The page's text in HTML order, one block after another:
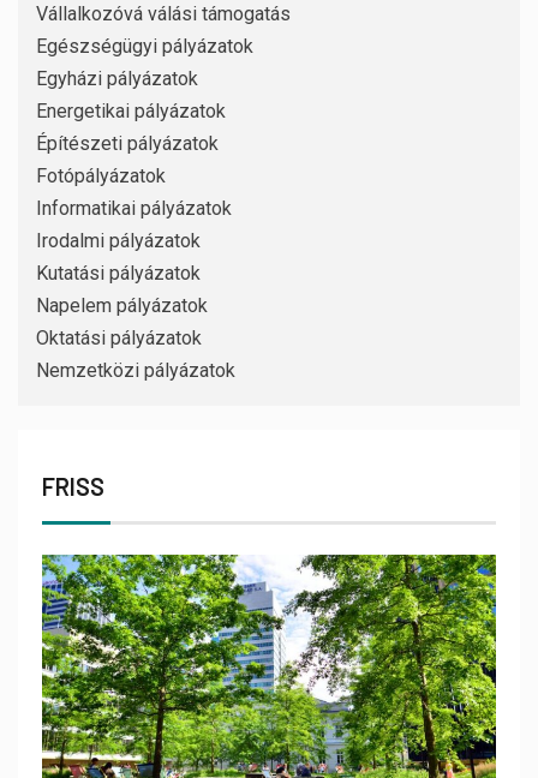
Vállalkozóvá válási támogatás
Egészségügyi pályázatok
Egyházi pályázatok
Energetikai pályázatok
Építészeti pályázatok
Fotópályázatok
Informatikai pályázatok
Irodalmi pályázatok
Kutatási pályázatok
Napelem pályázatok
Oktatási pályázatok
Nemzetközi pályázatok
FRISS